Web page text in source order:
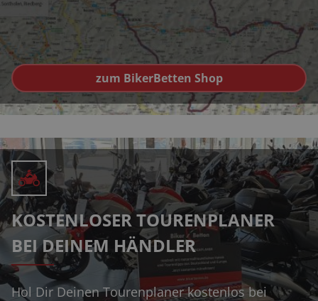
zum BikerBetten Shop
KOSTENLOSER TOURENPLANER
BEI DEINEM HÄNDLER
Hol Dir Deinen Tourenplaner kostenlos bei